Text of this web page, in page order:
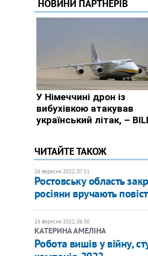
ЧИТАЙТЕ ТАКОЖ
26 вересня 2022, 07:11
Ростовську область
росіяни вручають
26 вересня 2022, 06:30
КАТЕРИНА АМЕЛІНА
Робота вишів у війну,